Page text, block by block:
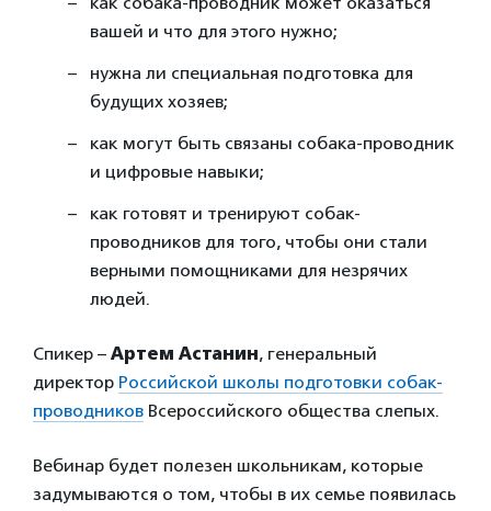
вашей и что для этого нужно;
нужна ли специальная подготовка для
будущих хозяев;
как могут быть связаны собака-проводник
и цифровые навыки;
как готовят и тренируют собак-
проводников для того, чтобы они стали
верными помощниками для незрячих
людей.
Спикер – Артем Астанин, генеральный
директор Российской школы подготовки собак-
проводников Всероссийского общества слепых.
Вебинар будет полезен школьникам, которые
задумываются о том, чтобы в их семье появилась